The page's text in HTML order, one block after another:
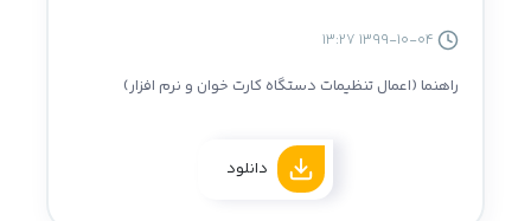
راهنما (اعمال تنظیمات دستگاه کارت خوان و نرم افزار)
دانلود